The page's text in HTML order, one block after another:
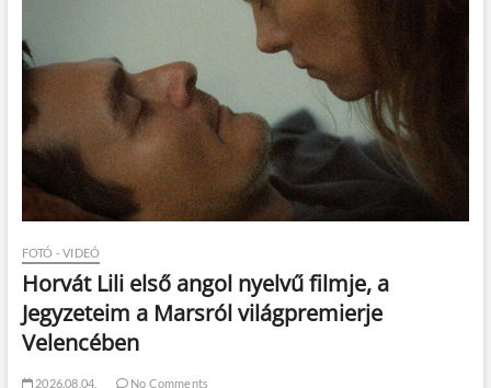
FOTÓ - VIDEÓ
Horvát Lili első angol nyelvű filmje, a
Jegyzeteim a Marsról világpremierje
Velencében
2026.08.04. No Comments